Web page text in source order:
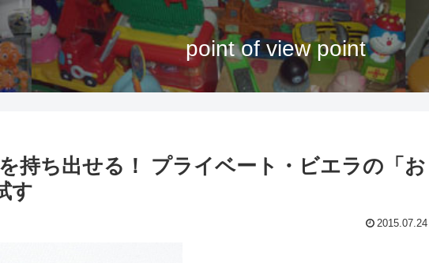
point of view point
持ち出せる！ プライベート・ビエラの「お
す
2015.07.24